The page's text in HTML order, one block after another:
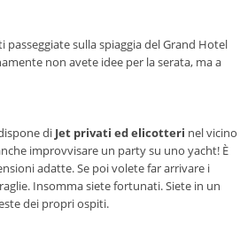
sulla spiaggia del Grand Hotel
non avete idee per la serata, ma a
di Jet privati ed elicotteri nel vicino
improvvisare un party su uno yacht! È
adatte. Se poi volete far arrivare i
Insomma siete fortunati. Siete in un
dei propri ospiti.